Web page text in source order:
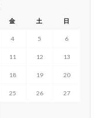
金 土 日
4 5 6
11 12 13
18 19 20
25 26 27